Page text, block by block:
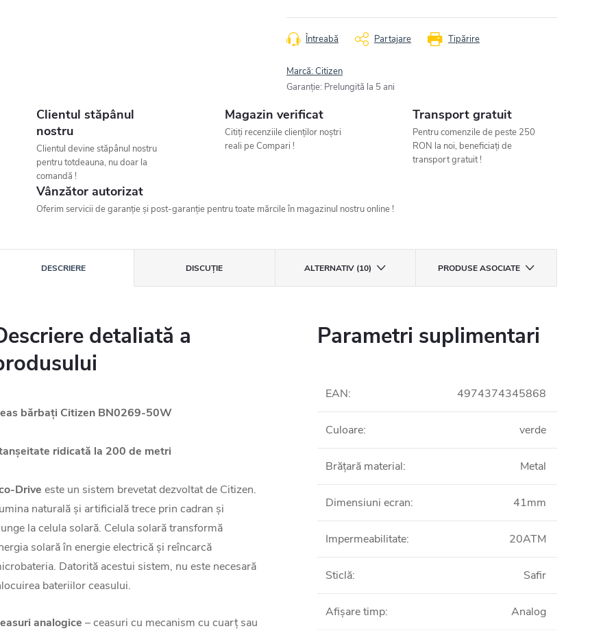
Tipărire
Întreabă Partajare
Marcă:Citizen
Garanţie: Prelungită la 5 ani
Clientul stăpânul
nostru
Clientul devine stăpânul nostru
pentru totdeauna, nu doar la
comandă !
Magazin verificat
Citiți recenziile clienților noștri
reali pe Compari !
Transport gratuit
Pentru comenzile de peste 250
RON la noi, beneficiați de
transport gratuit !
Vânzător autorizat
Oferim servicii de garanție și post-garanție pentru toate mărcile în magazinul nostru online !
DESCRIERE DISCUŢIE ALTERNATIV (10) PRODUSE ASOCIATE
detaliată a
bărbați Citizen BN0269-50W
ridicată la 200 de metri
Drive este un sistem brevetat dezvoltat de Citizen.
naturală și artificială trece prin cadran și
la celula solară. Celula solară transformă
solară în energie electrică și reîncarcă
Datorită acestui sistem, nu este necesară
bateriilor ceasului.
analogice – ceasuri cu mecanism cu cuarț sau
Parametri suplimentari
EAN: 4974374345868
Culoare: verde
Brățară material: Metal
Dimensiuni ecran: 41mm
Impermeabilitate: 20ATM
Sticlă: Safir
Afișare timp: Analog